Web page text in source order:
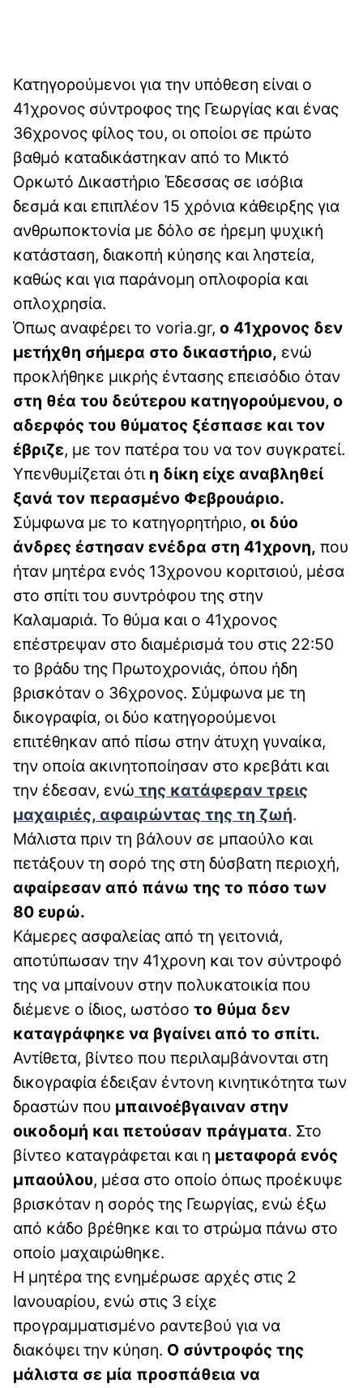
Κατηγορούμενοι για την υπόθεση είναι ο
41χρονος σύντροφος της Γεωργίας και ένας
36χρονος φίλος του, οι οποίοι σε πρώτο
βαθμό καταδικάστηκαν από το Μικτό
Ορκωτό Δικαστήριο Έδεσσας σε ισόβια
δεσμά και επιπλέον 15 χρόνια κάθειρξης για
ανθρωποκτονία με δόλο σε ήρεμη ψυχική
κατάσταση, διακοπή κύησης και ληστεία,
καθώς και για παράνομη οπλοφορία και
οπλοχρησία.
Όπως αναφέρει το voria.gr, ο 41χρονος δεν
μετήχθη σήμερα στο δικαστήριο, ενώ
προκλήθηκε μικρής έντασης επεισόδιο όταν
στη θέα του δεύτερου κατηγορούμενου, ο
αδερφός του θύματος ξέσπασε και τον
έβριζε, με τον πατέρα του να τον συγκρατεί.
Υπενθυμίζεται ότι η δίκη είχε αναβληθεί
ξανά τον περασμένο Φεβρουάριο.
Σύμφωνα με το κατηγορητήριο, οι δύο
άνδρες έστησαν ενέδρα στη 41χρονη, που
ήταν μητέρα ενός 13χρονου κοριτσιού, μέσα
στο σπίτι του συντρόφου της στην
Καλαμαριά. Το θύμα και ο 41χρονος
επέστρεψαν στο διαμέρισμά του στις 22:50
το βράδυ της Πρωτοχρονιάς, όπου ήδη
βρισκόταν ο 36χρονος. Σύμφωνα με τη
δικογραφία, οι δύο κατηγορούμενοι
επιτέθηκαν από πίσω στην άτυχη γυναίκα,
την οποία ακινητοποίησαν στο κρεβάτι και
την έδεσαν, ενώ της κατάφεραν τρεις
μαχαιριές, αφαιρώντας της τη ζωή.
Μάλιστα πριν τη βάλουν σε μπαούλο και
πετάξουν τη σορό της στη δύσβατη περιοχή,
αφαίρεσαν από πάνω της το πόσο των
80 ευρώ.
Κάμερες ασφαλείας από τη γειτονιά,
αποτύπωσαν την 41χρονη και τον σύντροφό
της να μπαίνουν στην πολυκατοικία που
διέμενε ο ίδιος, ωστόσο το θύμα δεν
καταγράφηκε να βγαίνει από το σπίτι.
Αντίθετα, βίντεο που περιλαμβάνονται στη
δικογραφία έδειξαν έντονη κινητικότητα των
δραστών που μπαινοέβγαιναν στην
οικοδομή και πετούσαν πράγματα. Στο
βίντεο καταγράφεται και η μεταφορά ενός
μπαούλου, μέσα στο οποίο όπως προέκυψε
βρισκόταν η σορός της Γεωργίας, ενώ έξω
από κάδο βρέθηκε και το στρώμα πάνω στο
οποίο μαχαιρώθηκε.
Η μητέρα της ενημέρωσε αρχές στις 2
Ιανουαρίου, ενώ στις 3 είχε
προγραμματισμένο ραντεβού για να
διακόψει την κύηση. Ο σύντροφός της
μάλιστα σε μία προσπάθεια να